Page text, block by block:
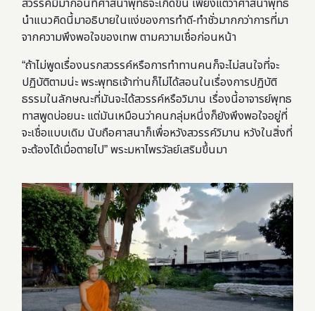
นำแนวคิดนี้มาอธิบายในแง่ของการทำดี-ทำชั่วมากกว่าการที่มา
จากความพึงพอใจของเทพ ตามความเชื่อก่อนหน้า
“ถ้าไม่พูดเรื่องนรกสวรรค์หรือการทำทานคนก็จะไม่สนใจที่จะ
ปฏิบัติตามน่ะ พระพุทธเจ้าท่านก็ไม่ได้สอนในเรื่องการปฏิบัติ
ธรรมในลักษณะที่มันจะได้สวรรค์หรือวิมาน เรื่องนี้อาจารย์พุทธ
ทาสพูดบ่อยนะ แต่มันเหมือนว่าคนกลุ่มหนึ่งก็ยังพึงพอใจอยู่ที่
จะเชื่อแบบเดิม นับถือศาสนาก็เพื่อหวังสวรรค์วิมาน หวังในสิ่งที่
จะต้องได้เมื่อตายไป” พระมหาไพรวัลย์เสริมขึ้นมา